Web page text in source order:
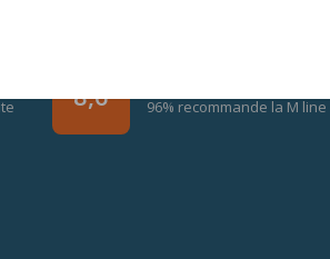
8,6
96% recommande la M line